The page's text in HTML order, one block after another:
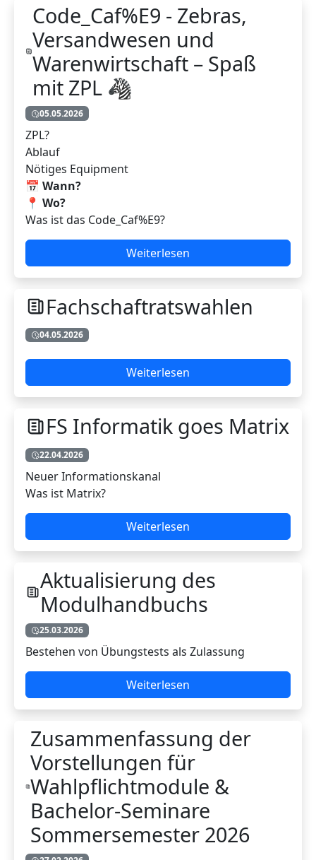
Code_Caf%E9 - Zebras,
Versandwesen und
Warenwirtschaft – Spaß
mit ZPL 🦓
05.05.2026
ZPL?
Ablauf
Nötiges Equipment
📅 Wann?
📍 Wo?
Was ist das Code_Caf%E9?
Weiterlesen
Fachschaftratswahlen
04.05.2026
Weiterlesen
FS Informatik goes Matrix
22.04.2026
Neuer Informationskanal
Was ist Matrix?
Weiterlesen
Aktualisierung des
Modulhandbuchs
25.03.2026
Bestehen von Übungstests als Zulassung
Weiterlesen
Zusammenfassung der
Vorstellungen für
Wahlpflichtmodule &
Bachelor-Seminare
Sommersemester 2026